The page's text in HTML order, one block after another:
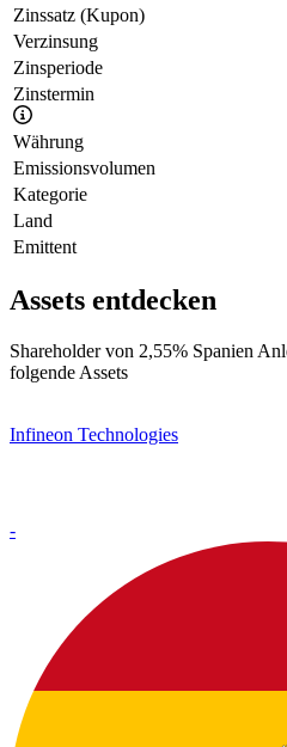
Zinssatz (Kupon)
Verzinsung
Zinsperiode
Zinstermin
Währung
Emissionsvolumen
Kategorie
Land
Emittent
Assets entdecken
Shareholder von 2,55% Spanien
folgende Assets
Infineon Technologies
-